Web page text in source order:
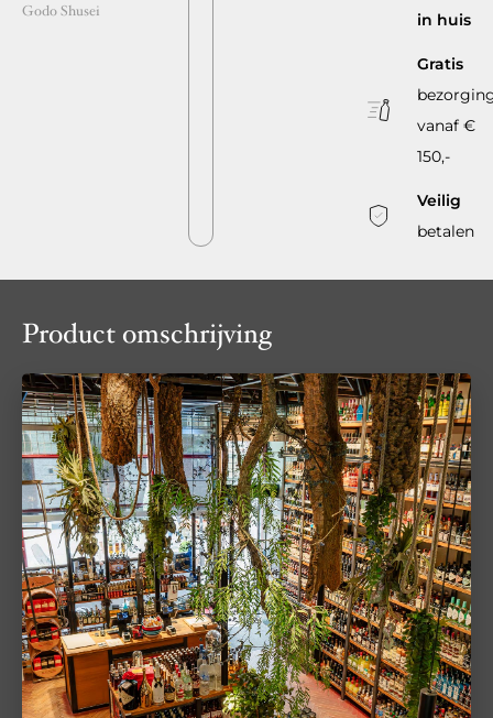
Godo Shusei
in huis
Gratis
vanaf €
150,-
Veilig
betalen
Product omschrijving